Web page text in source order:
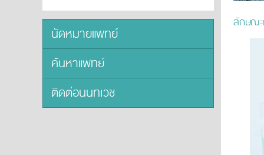
ลักษณะ
นัดหมายแพทย์
ค้นหาแพทย์
ติดต่อนนทเวช